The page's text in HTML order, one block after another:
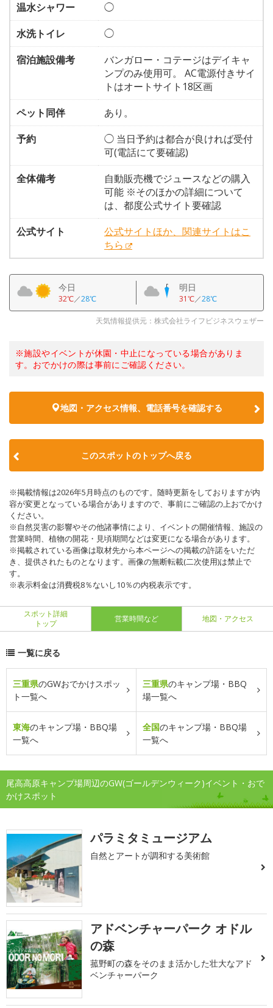
温水シャワー
◯
水洗トイレ
◯
宿泊施設備考
バンガロー・コテージはデイキャ
ンプのみ使用可。 AC電源付きサイ
トはオートサイト18区画
ペット同伴
あり。
予約
◯ 当日予約は都合が良ければ受付
可(電話にて要確認)
全体備考
自動販売機でジュースなどの購入
可能 ※そのほかの詳細について
は、都度公式サイト要確認
公式サイト
公式サイトほか、関連サイトはこ
ちら
今日
32℃／28℃
明日
31℃／28℃
天気情報提供元：株式会社ライフビジネスウェザー
※施設やイベントが休園・中止になっている場合がありま
す。おでかけの際は事前にご確認ください。
地図・アクセス情報、電話番号を確認する
このスポットのトップへ戻る
※掲載情報は2026年5月時点のものです。随時更新をしておりますが内
容が変更となっている場合がありますので、事前にご確認の上おでかけ
ください。
※自然災害の影響やその他諸事情により、イベントの開催情報、施設の
営業時間、植物の開花・見頃期間などは変更になる場合があります。
※掲載されている画像は取材先から本ページへの掲載の許諾をいただ
き、提供されたものとなります。画像の無断転載(二次使用)は禁止で
す。
※表示料金は消費税8％ないし10％の内税表示です。
スポット詳細
トップ
営業時間など 地図・アクセス
一覧に戻る
三重県のGWおでかけスポッ
ト一覧へ
三重県のキャンプ場・BBQ
場一覧へ
東海のキャンプ場・BBQ場
一覧へ
全国のキャンプ場・BBQ場
一覧へ
尾高高原キャンプ場周辺のGW(ゴールデンウィーク)イベント・おで
かけスポット
パラミタミュージアム
自然とアートが調和する美術館
アドベンチャーパーク オドル
の森
菰野町の森をそのまま活かした壮大なアド
ベンチャーパーク